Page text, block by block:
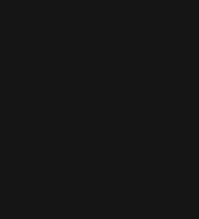
thanh toán trực tiếp